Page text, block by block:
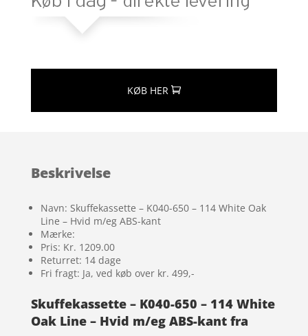
KØB HER
Beskrivelse
Navn: Skuffekassette – K040-650 – 114 White Oak
Line – Hvid m/eg ABS-kant
Mærke:
Pris: Kr. 1209.00
Returret: 14 dage
Fri fragt: Ja, ved køb over kr. 499,-
Skuffekassette – K040-650 – 114 White
Oak Line – Hvid m/eg ABS-kant fra